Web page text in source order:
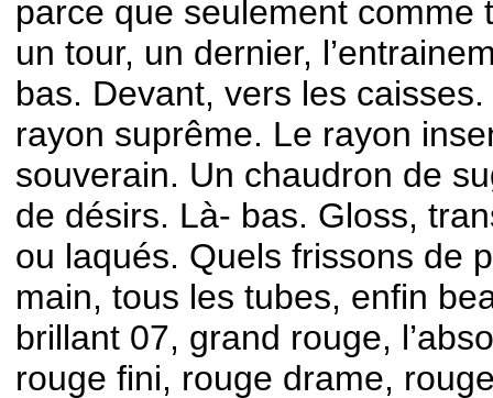
parce que seulement comme
un tour, un dernier,
bas. Devant, vers les
rayon suprême. Le rayon
souverain. Un chaudron de
de désirs. Là- bas. Gloss,
ou laqués. Quels frissons de
main, tous les tubes, enfin
brillant 07, grand rouge,
rouge fini, rouge drame,